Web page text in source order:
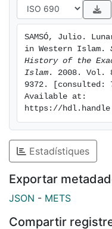
SAMSÓ, Julio.
in Western Islam.
History of the
Islam . 2008. Vol.
9372. [consulted:
Available at:
https://
Estadístiques
Exportar
JSON - METS
Compartir